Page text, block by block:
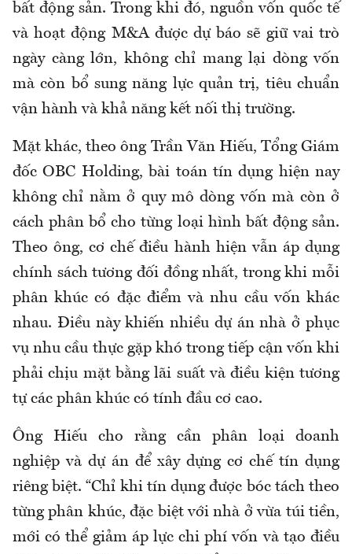
bất động sản. Trong khi đó, nguồn vốn quốc tế
và hoạt động M&A được dự báo sẽ giữ vai trò
ngày càng lớn, không chỉ mang lại dòng vốn
mà còn bổ sung năng lực quản trị, tiêu chuẩn
vận hành và khả năng kết nối thị trường.
Mặt khác, theo ông Trần Văn Hiếu, Tổng Giám
đốc OBC Holding, bài toán tín dụng hiện nay
không chỉ nằm ở quy mô dòng vốn mà còn ở
cách phân bổ cho từng loại hình bất động sản.
Theo ông, cơ chế điều hành hiện vẫn áp dụng
chính sách tương đối đồng nhất, trong khi mỗi
phân khúc có đặc điểm và nhu cầu vốn khác
nhau. Điều này khiến nhiều dự án nhà ở phục
vụ nhu cầu thực gặp khó trong tiếp cận vốn khi
phải chịu mặt bằng lãi suất và điều kiện tương
tự các phân khúc có tính đầu cơ cao.
Ông Hiếu cho rằng cần phân loại doanh
nghiệp và dự án để xây dựng cơ chế tín dụng
riêng biệt. “Chỉ khi tín dụng được bóc tách theo
từng phân khúc, đặc biệt với nhà ở vừa túi tiền,
mới có thể giảm áp lực chi phí vốn và tạo điều